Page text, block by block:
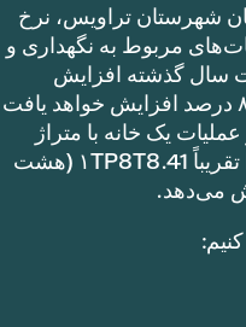
شهرستان تراویس، نرخ
مربوط به نگهداری و
سال گذشته افزایش
می‌دهد. این نرخ مالیات عملاً ۸ درصد افزایش خواهد یافت
یک خانه با متراژ
۱TP8T100,000 متر مربع را تقریباً ۱TP8T8.41 (هشت
می‌دهد.